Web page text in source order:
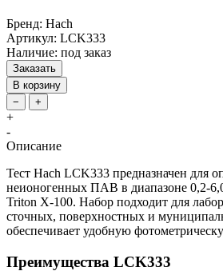
Бренд: Hach
Артикул: LCK333
Наличие: под заказ
Заказать
В корзину
−
+
+
-
Описание
Тест Hach LCK333 предназначен для
неионогенных ПАВ в диапазоне 0,2-
Triton X-100. Набор подходит для
сточных, поверхностных и
обеспечивает удобную
Преимущества LCK333